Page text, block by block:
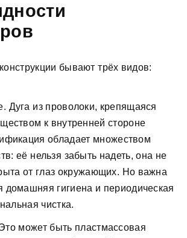
бывают трёх видов:
Дуга из проволоки, крепящаяся
к внутренней стороне
обладает множеством
её нельзя забыть надеть, она не
от глаз окружающих. Но важна
домашняя гигиена и периодическая
чистка.
может быть пластмассовая